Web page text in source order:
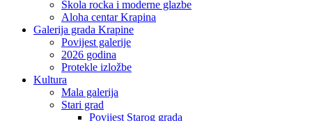
Škola rocka i moderne glazbe
Aloha centar Krapina
Galerija grada Krapine
Povijest galerije
2026 godina
Protekle izložbe
Kultura
Mala galerija
Stari grad
Povijest Starog grada